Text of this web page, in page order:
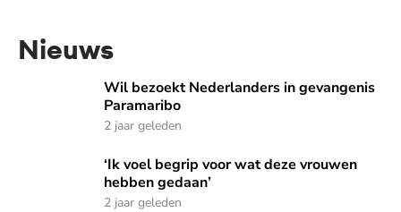
Nieuws
Wil bezoekt Nederlanders in gevangenis Paramaribo
Wil bezoekt Nederlanders in gevangenis
Paramaribo
2 jaar geleden
‘Ik voel begrip voor wat deze vrouwen hebben gedaan’
‘Ik voel begrip voor wat deze vrouwen
hebben gedaan’
2 jaar geleden